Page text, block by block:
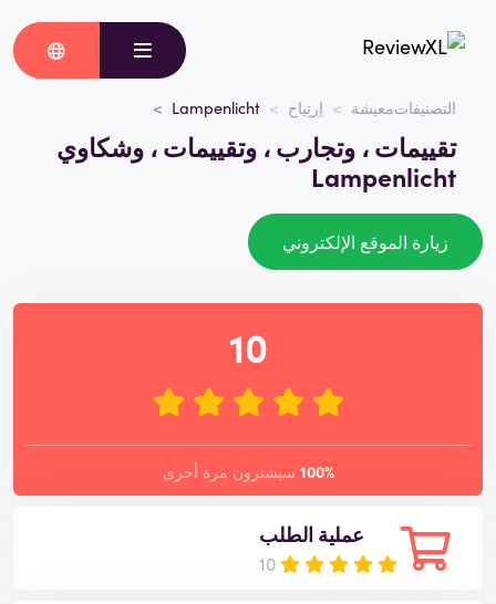
التصنيفاتمعيشة اِرتِياح Lampenlicht
تقييمات ، وتجارب ، وتقييمات ، وشكاوي
Lampenlicht
زيارة الموقع الإلكتروني
عملية الطلب
10
10
100% سيشترون مرة أخرى